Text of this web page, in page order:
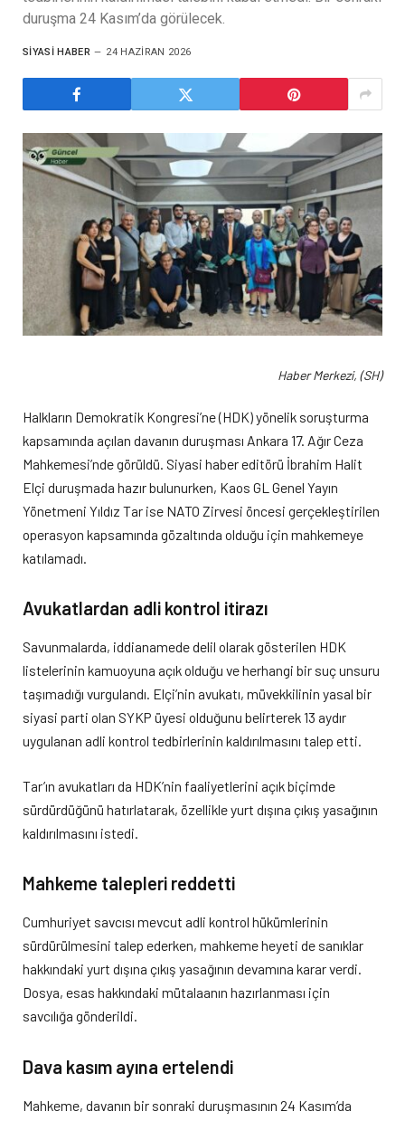
duruşma 24 Kasım’da görülecek.
SIYASI HABER 24 HAZIRAN 2026
Haber Merkezi, (SH)
Halkların Demokratik Kongresi’ne (HDK) yönelik soruşturma
kapsamında açılan davanın duruşması Ankara 17. Ağır Ceza
Mahkemesi’nde görüldü. Siyasi haber editörü İbrahim Halit
Elçi duruşmada hazır bulunurken, Kaos GL Genel Yayın
Yönetmeni Yıldız Tar ise NATO Zirvesi öncesi gerçekleştirilen
operasyon kapsamında gözaltında olduğu için mahkemeye
katılamadı.
Avukatlardan adli kontrol itirazı
Savunmalarda, iddianamede delil olarak gösterilen HDK
listelerinin kamuoyuna açık olduğu ve herhangi bir suç unsuru
taşımadığı vurgulandı. Elçi’nin avukatı, müvekkilinin yasal bir
siyasi parti olan SYKP üyesi olduğunu belirterek 13 aydır
uygulanan adli kontrol tedbirlerinin kaldırılmasını talep etti.
Tar’ın avukatları da HDK’nin faaliyetlerini açık biçimde
sürdürdüğünü hatırlatarak, özellikle yurt dışına çıkış yasağının
kaldırılmasını istedi.
Mahkeme talepleri reddetti
Cumhuriyet savcısı mevcut adli kontrol hükümlerinin
sürdürülmesini talep ederken, mahkeme heyeti de sanıklar
hakkındaki yurt dışına çıkış yasağının devamına karar verdi.
Dosya, esas hakkındaki mütalaanın hazırlanması için
savcılığa gönderildi.
Dava kasım ayına ertelendi
Mahkeme, davanın bir sonraki duruşmasının 24 Kasım’da